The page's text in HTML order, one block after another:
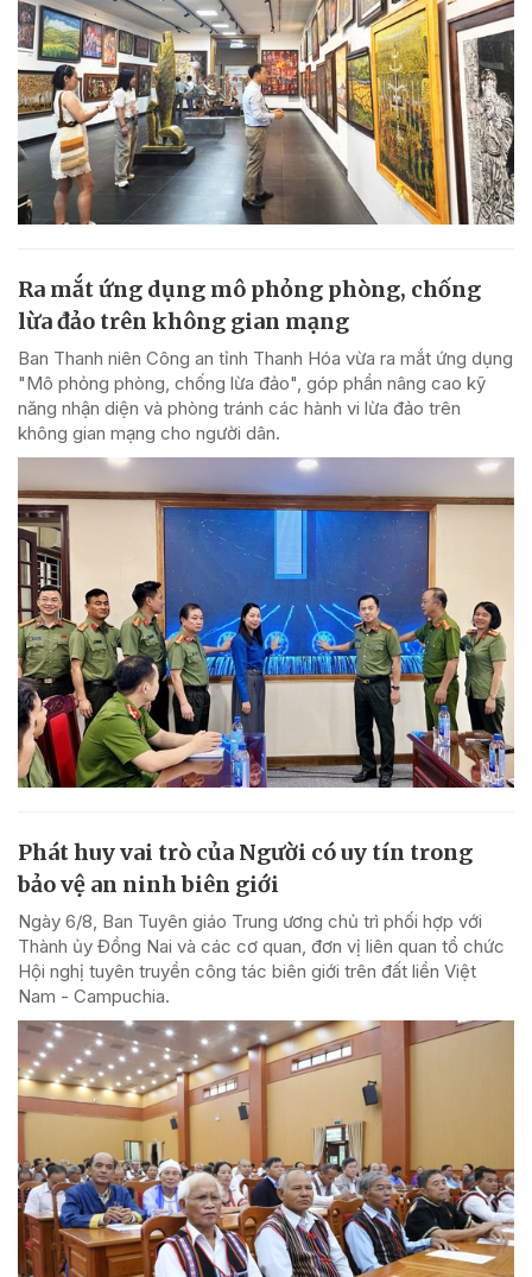
Ra mắt ứng dụng mô phỏng phòng, chống
lừa đảo trên không gian mạng
Ban Thanh niên Công an tỉnh Thanh Hóa vừa ra mắt ứng dụng
"Mô phỏng phòng, chống lừa đảo", góp phần nâng cao kỹ
năng nhận diện và phòng tránh các hành vi lừa đảo trên
không gian mạng cho người dân.
Phát huy vai trò của Người có uy tín trong
bảo vệ an ninh biên giới
Ngày 6/8, Ban Tuyên giáo Trung ương chủ trì phối hợp với
Thành ủy Đồng Nai và các cơ quan, đơn vị liên quan tổ chức
Hội nghị tuyên truyền công tác biên giới trên đất liền Việt
Nam - Campuchia.